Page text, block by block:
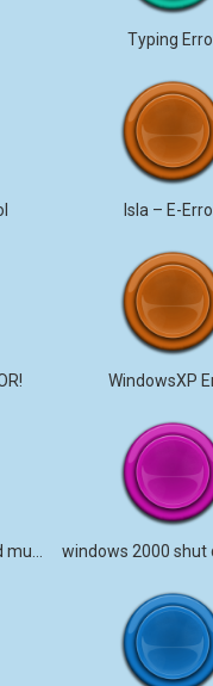
Typing
Isla – E-
WindowsXP